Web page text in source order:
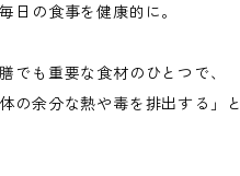
日の食事を健康的に。
でも重要な食材のひとつで、
の余分な熱や毒を排出する」と